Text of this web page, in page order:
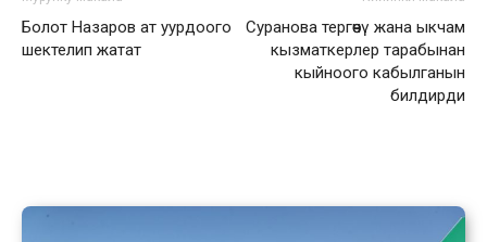
Болот Назаров ат уурдоого
шектелип жатат
Суранова тергөөчү жана ыкчам
кызматкерлер тарабынан
кыйноого кабылганын
билдирди